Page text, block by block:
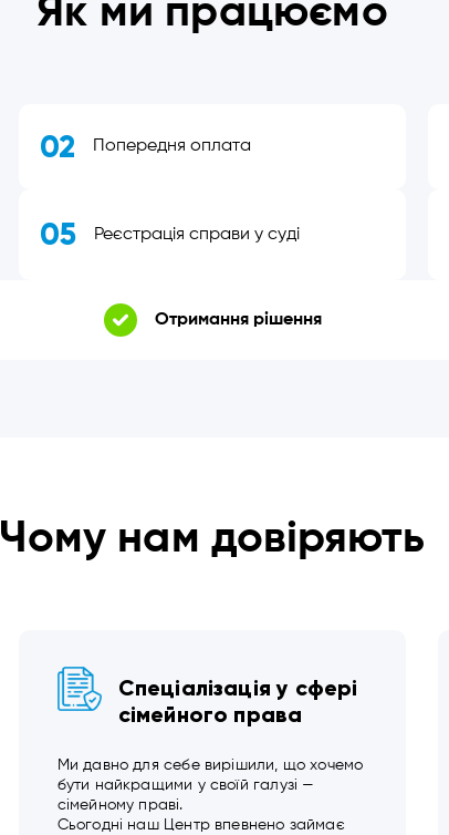
Як ми працюємо
02 Попередня оплата
05 Реєстрація справи у суді
Отримання рішення
Чому нам довіряють
Спеціалізація у сфері
сімейного права
Ми давно для себе вирішили, що хочемо
бути найкращими у своїй галузі —
сімейному праві.
Сьогодні наш Центр впевнено займає